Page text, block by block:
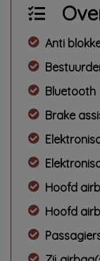
Anti
Bluetooth
Brake
Hoofd
Hoofd